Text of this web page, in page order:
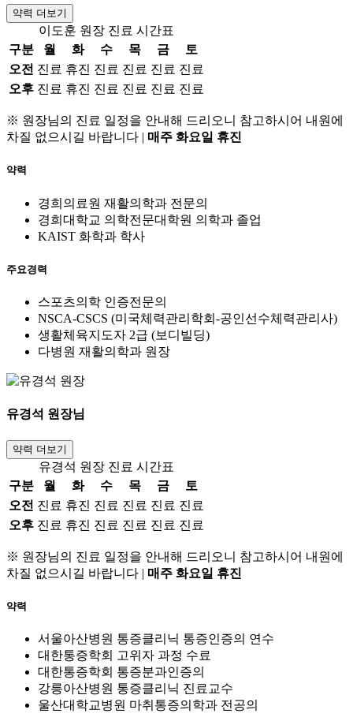
약력 더보기
이도훈 원장 진료 시간표
구분
월 화 수 목 금
토
오전 진료 휴진 진료 진료 진료 진료
오후 진료 휴진 진료 진료 진료 진료
※ 원장님의 진료 일정을 안내해 드리오니 참고하시어 내원에
차질 없으시길 바랍니다 | 매주 화요일 휴진
약력
경희의료원 재활의학과 전문의
경희대학교 의학전문대학원 의학과 졸업
KAIST 화학과 학사
주요경력
스포츠의학 인증전문의
NSCA-CSCS (미국체력관리학회-공인선수체력관리사)
생활체육지도자 2급 (보디빌딩)
다병원 재활의학과 원장
유경석 원장님
약력 더보기
유경석 원장 진료 시간표
구분
월 화 수 목 금
토
오전 진료 휴진 진료 진료 진료 진료
오후 진료 휴진 진료 진료 진료 진료
※ 원장님의 진료 일정을 안내해 드리오니 참고하시어 내원에
차질 없으시길 바랍니다 | 매주 화요일 휴진
약력
서울아산병원 통증클리닉 통증인증의 연수
대한통증학회 고위자 과정 수료
대한통증학회 통증분과인증의
강릉아산병원 통증클리닉 진료교수
울산대학교병원 마취통증의학과 전공의